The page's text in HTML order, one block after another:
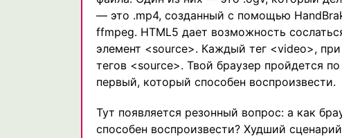
— это .mp4, созданный с помощью
ffmpeg. HTML5 дает возможность
элемент <source>. Каждый тег <video>,
тегов <source>. Твой браузер пройдется
первый, который способен воспроизвести.
Тут появляется резонный вопрос: а как
способен воспроизвести? Худший